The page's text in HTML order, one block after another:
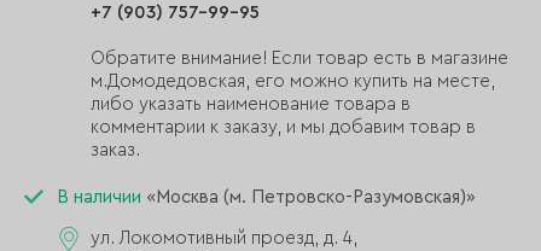
+7 (903) 757-99-95
Обратите внимание! Если товар есть в магазине
м.Домодедовская, его можно купить на месте,
либо указать наименование товара в
комментарии к заказу, и мы добавим товар в
заказ.
В наличии «Москва (м. Петровско-Разумовская)»
ул. Локомотивный проезд, д. 4,